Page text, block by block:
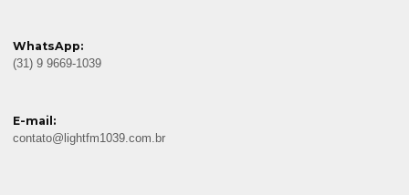
WhatsApp:
(31) 9 9669-1039
E-mail:
contato@lightfm1039.com.br